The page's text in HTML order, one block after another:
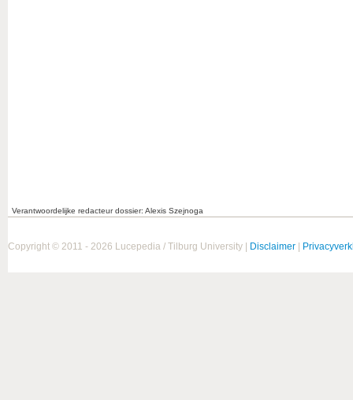
Verantwoordelijke redacteur dossier: Alexis Szejnoga
Copyright © 2011 - 2026 Lucepedia / Tilburg University | Disclaimer